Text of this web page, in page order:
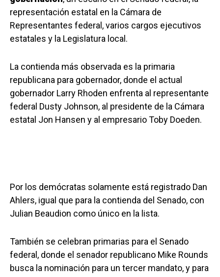
representación estatal en la Cámara de
Representantes federal, varios cargos ejecutivos
estatales y la Legislatura local.
La contienda más observada es la primaria
republicana para gobernador, donde el actual
gobernador Larry Rhoden enfrenta al representante
federal Dusty Johnson, al presidente de la Cámara
estatal Jon Hansen y al empresario Toby Doeden.
Por los demócratas solamente está registrado Dan
Ahlers, igual que para la contienda del Senado, con
Julian Beaudion como único en la lista.
También se celebran primarias para el Senado
federal, donde el senador republicano Mike Rounds
busca la nominación para un tercer mandato, y para